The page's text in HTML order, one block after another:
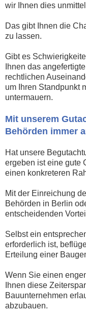
wir Ihnen dies
Das gibt Ihnen die
zu lassen.
Gibt es
Ihnen das
rechtlichen
um Ihren Standpunkt
untermauern.
Mit unserem
Behörden immer
Hat unsere
ergeben ist eine gute
einen konkreteren
Mit der Einreichung
Behörden in Berlin
entscheidenden
Selbst ein
erforderlich ist,
Erteilung einer
Wenn Sie einen
Ihnen diese
Bauunternehmen
abzubauen.